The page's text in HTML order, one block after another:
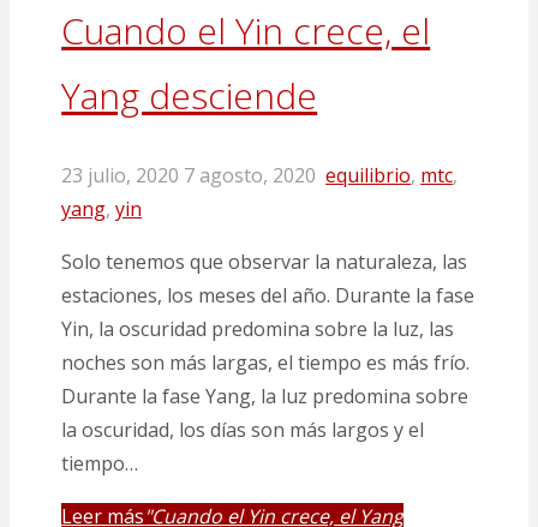
Cuando el Yin crece, el
Yang desciende
23 julio, 2020 7 agosto, 2020 equilibrio, mtc,
yang,yin
Solo tenemos que observar la naturaleza, las
estaciones, los meses del año. Durante la fase
Yin, la oscuridad predomina sobre la luz, las
noches son más largas, el tiempo es más frío.
Durante la fase Yang, la luz predomina sobre
la oscuridad, los días son más largos y el
tiempo…
Leer más"Cuando el Yin crece, el Yang